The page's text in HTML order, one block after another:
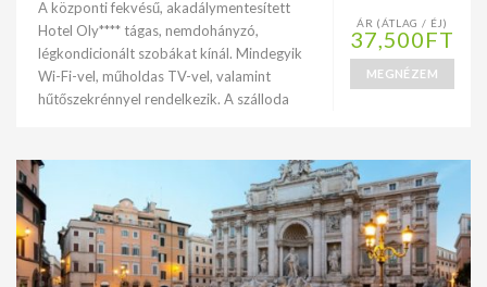
A központi fekvésű, akadálymentesített
Hotel Oly**** tágas, nemdohányzó,
légkondicionált szobákat kínál. Mindegyik
Wi-Fi-vel, műholdas TV-vel, valamint
hűtőszekrénnyel rendelkezik. A szálloda
ÁR (ÁTLAG / ÉJ)
37,500FT
MEGNÉZEM